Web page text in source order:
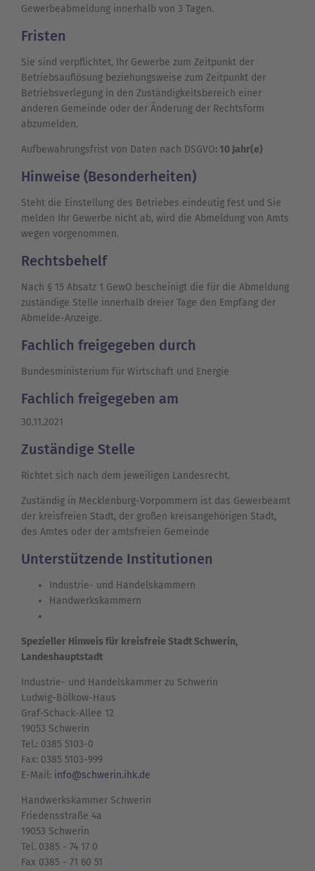
Gewerbeabmeldung innerhalb von 3 Tagen.
Fristen
Sie sind verpflichtet, Ihr Gewerbe zum Zeitpunkt der
Betriebsauflösung beziehungsweise zum Zeitpunkt der
Betriebsverlegung in den Zuständigkeitsbereich einer
anderen Gemeinde oder der Änderung der Rechtsform
abzumelden.
Aufbewahrungsfrist von Daten nach DSGVO: 10 Jahr(e)
Hinweise (Besonderheiten)
Steht die Einstellung des Betriebes eindeutig fest und Sie
melden Ihr Gewerbe nicht ab, wird die Abmeldung von Amts
wegen vorgenommen.
Rechtsbehelf
Nach § 15 Absatz 1 GewO bescheinigt die für die Abmeldung
zuständige Stelle innerhalb dreier Tage den Empfang der
Abmelde-Anzeige.
Fachlich freigegeben durch
Bundesministerium für Wirtschaft und Energie
Fachlich freigegeben am
30.11.2021
Zuständige Stelle
Richtet sich nach dem jeweiligen Landesrecht.
Zuständig in Mecklenburg-Vorpommern ist das Gewerbeamt
der kreisfreien Stadt, der großen kreisangehörigen Stadt,
des Amtes oder der amtsfreien Gemeinde
Unterstützende Institutionen
Industrie- und Handelskammern
Handwerkskammern
Spezieller Hinweis für kreisfreie Stadt Schwerin,
Landeshauptstadt
Industrie- und Handelskammer zu Schwerin
Ludwig-Bölkow-Haus
Graf-Schack-Allee 12
19053 Schwerin
Tel.: 0385 5103-0
Fax: 0385 5103-999
E-Mail: info@schwerin.ihk.de
Handwerkskammer Schwerin
Friedensstraße 4a
19053 Schwerin
Tel. 0385 - 74 17 0
Fax 0385 - 71 60 51